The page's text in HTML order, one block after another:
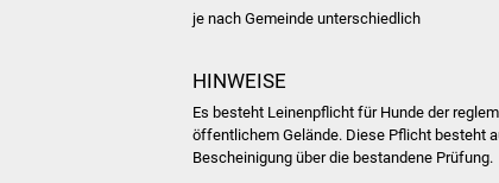
je nach Gemeinde unterschiedlich
HINWEISE
Es besteht Leinenpflicht für Hunde der
öffentlichem Gelände. Diese Pflicht besteht
Bescheinigung über die bestandene Prüfung.